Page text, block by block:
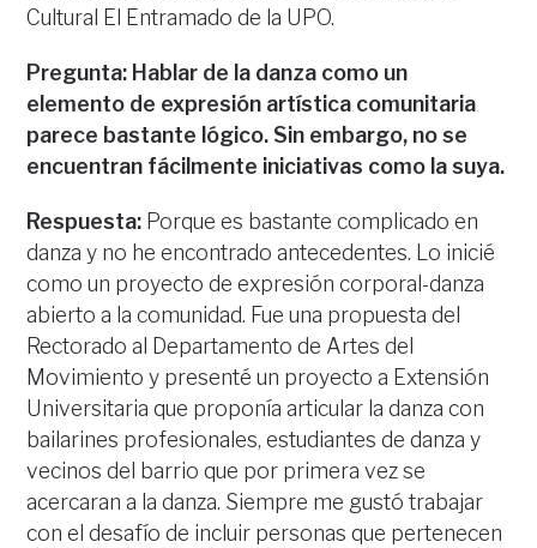
Cultural El Entramado de la UPO.
Pregunta: Hablar de la danza como un
elemento de expresión artística comunitaria
parece bastante lógico. Sin embargo, no se
encuentran fácilmente iniciativas como la suya.
Respuesta: Porque es bastante complicado en
danza y no he encontrado antecedentes. Lo inicié
como un proyecto de expresión corporal-danza
abierto a la comunidad. Fue una propuesta del
Rectorado al Departamento de Artes del
Movimiento y presenté un proyecto a Extensión
Universitaria que proponía articular la danza con
bailarines profesionales, estudiantes de danza y
vecinos del barrio que por primera vez se
acercaran a la danza. Siempre me gustó trabajar
con el desafío de incluir personas que pertenecen